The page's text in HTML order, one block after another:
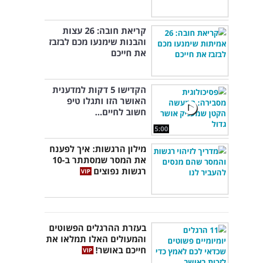
קריאת חובה: 26 עצות
והבנות שימנעו מכם לבזבז
את חייכם
5:00
הקדישו 5 דקות למדענית
האושר הזו ותגלו טיפ
חשוב לחיים...
מילון הרגשות: איך לפענח
את המסר שמסתתר ב-10
רגשות נפוצים
בעזרת ההרגלים הפשוטים
והמעולים האלו תמלאו את
חייכם באושר!